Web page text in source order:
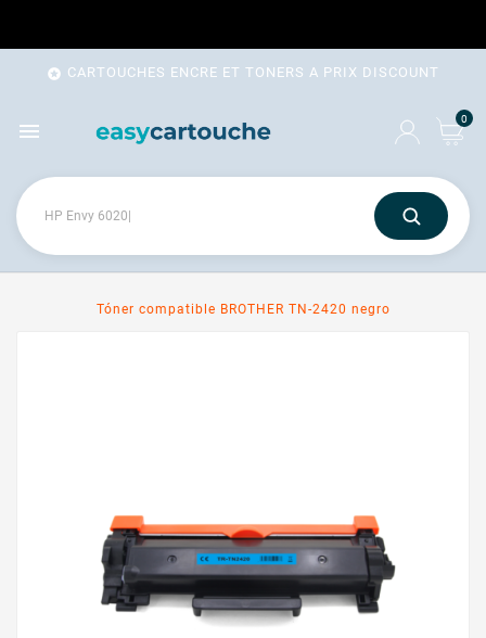
 CARTOUCHES ENCRE ET TONERS A PRIX DISCOUNT
 0
Tóner compatible BROTHER TN-2420 negro